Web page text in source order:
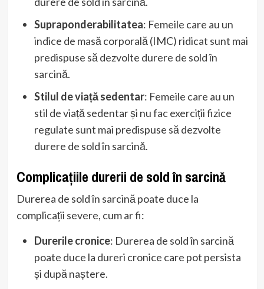
Supraponderabilitatea: Femeile care au un
indice de masă corporală (IMC) ridicat sunt mai
predispuse să dezvolte durere de sold în
sarcină.
Stilul de viață sedentar: Femeile care au un
stil de viață sedentar și nu fac exerciții fizice
regulate sunt mai predispuse să dezvolte
durere de sold în sarcină.
Complicațiile durerii de sold în sarcină
Durerea de sold în sarcină poate duce la
complicații severe, cum ar fi:
Durerile cronice: Durerea de sold în sarcină
poate duce la dureri cronice care pot persista
și după naștere.